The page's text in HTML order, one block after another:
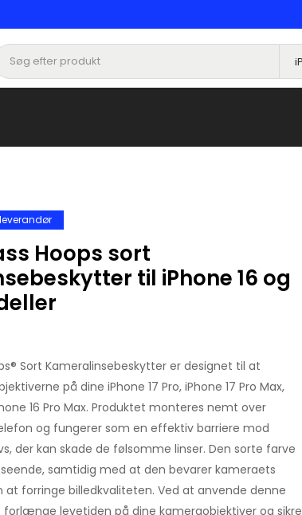
Hoops sort
til iPhone 16 og
Sort Kameralinsebeskytter er designet til at
på dine iPhone 17 Pro, iPhone 17 Pro Max,
16 Pro Max. Produktet monteres nemt over
og fungerer som en effektiv barriere mod
der kan skade de følsomme linser. Den sorte farve
samtidig med at den bevarer kameraets
forringe billedkvaliteten. Ved at anvende denne
forlænge levetiden på dine kameraobjektiver og sikre